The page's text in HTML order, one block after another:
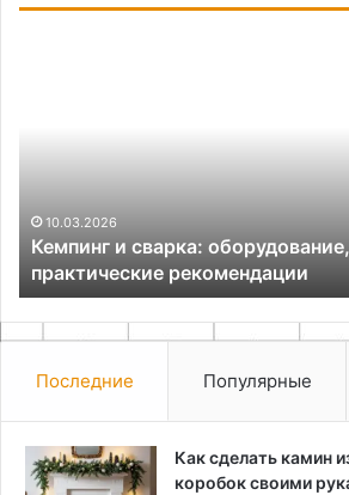
рекомендации
10.03.2026
Кемпинг и сварка:
практические рекомендации
Последние Популярные
Как сделать камин
коробок своими